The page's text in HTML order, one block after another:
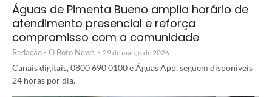
Águas de Pimenta Bueno amplia horário de
atendimento presencial e reforça
compromisso com a comunidade
Redação - O Boto News - 29 de março de 2026
Canais digitais, 0800 690 0100 e Águas App, seguem disponíveis
24 horas por dia.